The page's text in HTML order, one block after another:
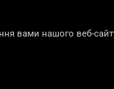
вами нашого веб-